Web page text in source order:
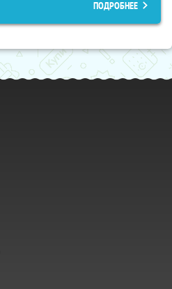
ПОДРОБНЕЕ